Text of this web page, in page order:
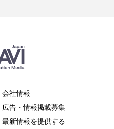
会社情報
広告・情報掲載募集
最新情報を提供する